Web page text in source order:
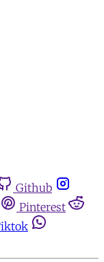
Github
Pinterest